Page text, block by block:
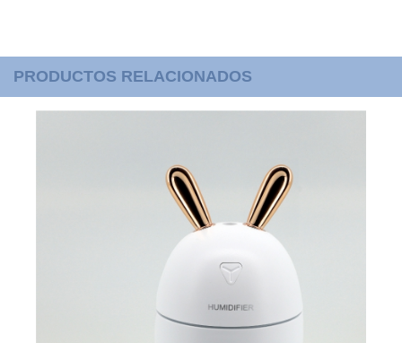
PRODUCTOS RELACIONADOS